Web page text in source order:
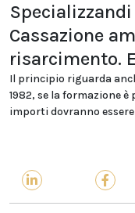
Cassazione
risarcimento.
Il principio riguarda
1982, se la formazione è
importi dovranno